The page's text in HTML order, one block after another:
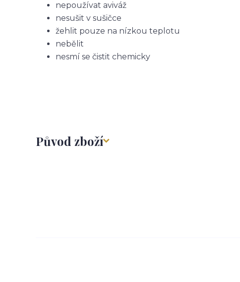
nepoužívat aviváž
nesušit v sušičce
žehlit pouze na nízkou teplotu
nebělit
nesmí se čistit chemicky
Původ zboží